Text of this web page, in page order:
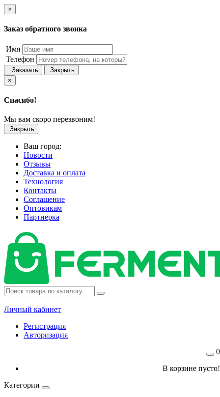
×
Заказ обратного звонка
Имя
Телефон
Заказать
Закрыть
×
Спасибо!
Мы вам скоро перезвоним!
Закрыть
Ваш город:
Новости
Отзывы
Доставка и оплата
Технология
Контакты
Соглашение
Оптовикам
Партнерка
Личный кабинет
Регистрация
Авторизация
0
В корзине пусто!
Категории